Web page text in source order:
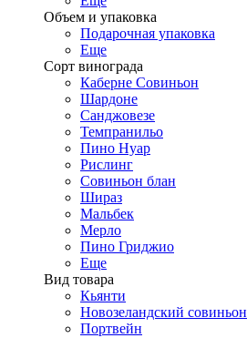
Объем и упаковка
Подарочная упаковка
Еще
Сорт винограда
Каберне Совиньон
Шардоне
Санджовезе
Темпранильо
Пино Нуар
Рислинг
Совиньон блан
Шираз
Мальбек
Мерло
Пино Гриджио
Еще
Вид товара
Кьянти
Новозеландский совиньон
Портвейн